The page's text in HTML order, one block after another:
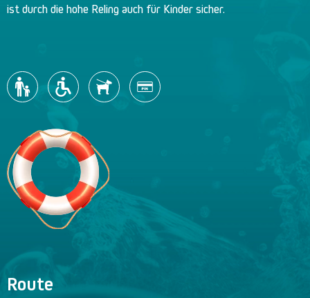
ist durch die hohe Reling auch für Kinder sicher.
Route